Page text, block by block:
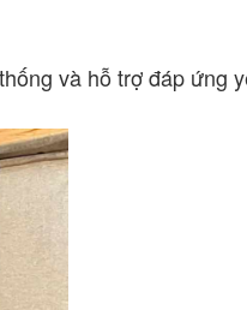
và hỗ trợ đáp ứng